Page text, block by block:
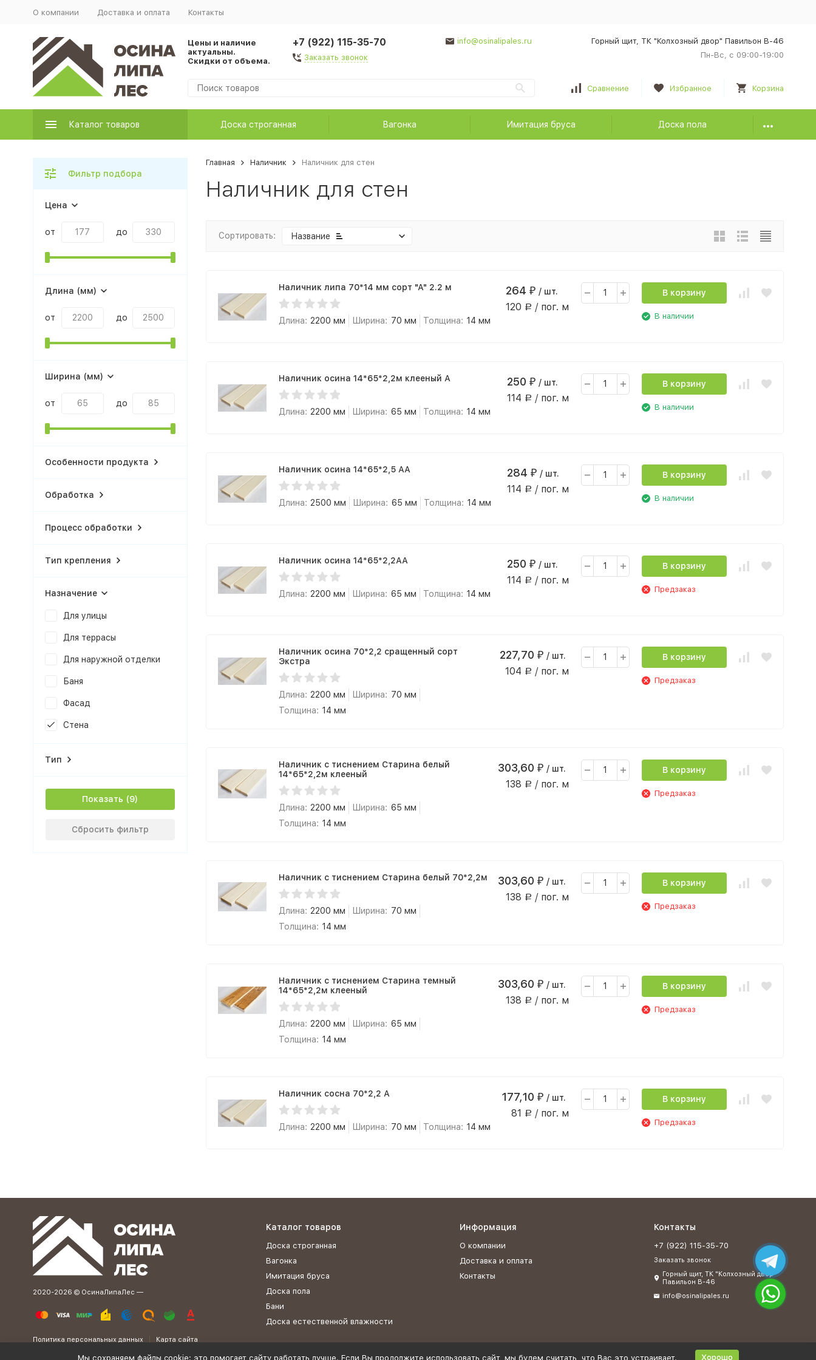
О компании Доставка и оплата Контакты
Цены и наличие
актуальны.
Скидки от объема.
+7 (922) 115-35-70
Заказать звонок
info@osinalipales.ru
Горный щит, ТК "Колхозный двор" Павильон В-46
Пн-Вс, с 09:00-19:00
Сравнение Избранное Корзина
Каталог товаров Доска строганная Вагонка Имитация бруса Доска пола
Главная Наличник Наличник для стен
Наличник для стен
Сортировать: Название
Наличник липа 70*14 мм сорт "А" 2.2 м
Длина: 2200 мм Ширина: 70 мм Толщина: 14 мм
264 ₽ / шт.
120 Р / пог. м
В корзину
В наличии
Наличник осина 14*65*2,2м клееный А
Длина: 2200 мм Ширина: 65 мм Толщина: 14 мм
250 ₽ / шт.
114 Р / пог. м
В корзину
В наличии
Наличник осина 14*65*2,5 АА
Длина: 2500 мм Ширина: 65 мм Толщина: 14 мм
284 ₽ / шт.
114 Р / пог. м
В корзину
В наличии
Наличник осина 14*65*2,2АА
Длина: 2200 мм Ширина: 65 мм Толщина: 14 мм
250 ₽ / шт.
114 Р / пог. м
В корзину
Предзаказ
Наличник осина 70*2,2 сращенный сорт
Экстра
Длина: 2200 мм Ширина: 70 мм
Толщина: 14 мм
227,70 ₽ / шт.
104 Р / пог. м
В корзину
Предзаказ
Наличник с тиснением Старина белый
14*65*2,2м клееный
Длина: 2200 мм Ширина: 65 мм
Толщина: 14 мм
303,60 ₽ / шт.
138 Р / пог. м
В корзину
Предзаказ
Наличник с тиснением Старина белый 70*2,2м
Длина: 2200 мм Ширина: 70 мм
Толщина: 14 мм
303,60 ₽ / шт.
138 Р / пог. м
В корзину
Предзаказ
Наличник с тиснением Старина темный
14*65*2,2м клееный
Длина: 2200 мм Ширина: 65 мм
Толщина: 14 мм
303,60 ₽ / шт.
138 Р / пог. м
В корзину
Предзаказ
Наличник сосна 70*2,2 А
Длина: 2200 мм Ширина: 70 мм Толщина: 14 мм
177,10 ₽ / шт.
81 Р / пог. м
В корзину
Предзаказ
Фильтр подбора
Цена
от до
Длина (мм)
от до
Ширина (мм)
от до
Особенности продукта
Обработка
Процесс обработки
Тип крепления
Назначение
Для улицы
Для террасы
Для наружной отделки
Баня
Фасад
Стена
Тип
Показать
Сбросить фильтр
2020-2026 © ОсинаЛипаЛес —
Политика персональных данных Карта сайта
Каталог товаров
Доска строганная
Вагонка
Имитация бруса
Доска пола
Бани
Доска естественной влажности
Информация
О компании
Доставка и оплата
Контакты
Контакты
+7 (922) 115-35-70
Заказать звонок
Горный щит, ТК "Колхозный двор"
Павильон В-46
info@osinalipales.ru
Мы сохраняем файлы cookie: это помогает сайту работать лучше. Если Вы продолжите использовать сайт, мы будем считать, что Вас это устраивает. Хорошо